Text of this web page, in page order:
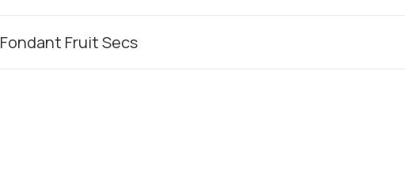
Fondant Fruit Secs